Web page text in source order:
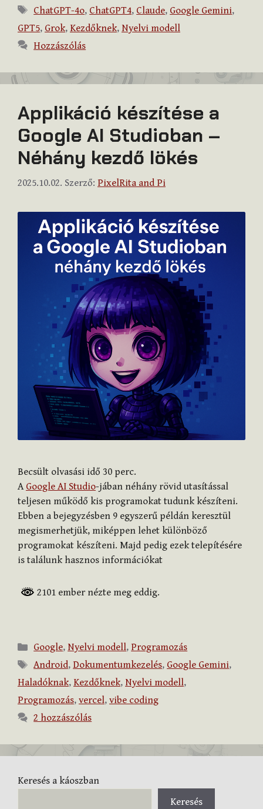
Címkék
ChatGPT-4o, ChatGPT4, Claude, Google Gemini,
GPT5, Grok, Kezdőknek, Nyelvi modell
Hozzászólás
Applikáció készítése a
Google AI Studioban –
Néhány kezdő lökés
2025.10.02. Szerző: PixelRita and Pi
Becsült olvasási idő 30 perc.
A Google AI Studio-jában néhány rövid utasítással
teljesen működő kis programokat tudunk készíteni.
Ebben a bejegyzésben 9 egyszerű példán keresztül
megismerhetjük, miképpen lehet különböző
programokat készíteni. Majd pedig ezek telepítésére
is találunk hasznos információkat
2101 ember nézte meg eddig.
Kategória
Google, Nyelvi modell, Programozás
Címkék
Android, Dokumentumkezelés, Google Gemini,
Haladóknak, Kezdőknek, Nyelvi modell,
Programozás, vercel, vibe coding
2 hozzászólás
Keresés a káoszban
Keresés